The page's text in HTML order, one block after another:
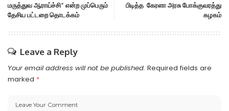
மருத்துவ ஆராய்ச்சி” என்ற முப்பெரும்
தேசிய பட்டறை தொடக்கம்
பிடித்த கேரளா அரசு போக்குவரத்து
கழகம்
Leave a Reply
Your email address will not be published. Required fields are
marked *